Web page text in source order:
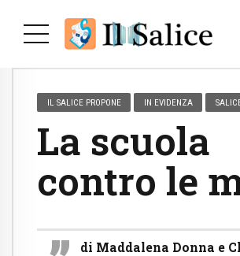
IL SALICE PROPONE IN EVIDENZA
La scuola
contro le
di Maddalena Donna e